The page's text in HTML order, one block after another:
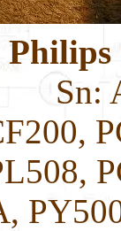
Philips
Sn: